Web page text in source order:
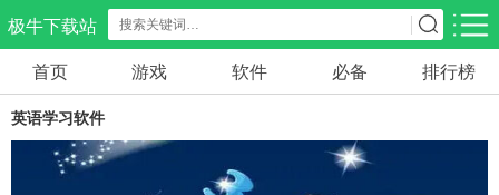
极牛下载站
应用分类 游戏分类
生活服务
297款应用
电商购物
86款应用
教育学习
178款应用
首页 游戏 软件 必备 排行榜
英语学习软件